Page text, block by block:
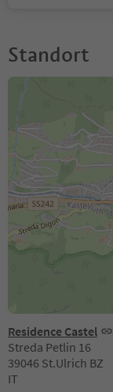
Standort
Residence Castel
Streda Petlin 16
39046 St.Ulrich BZ
IT